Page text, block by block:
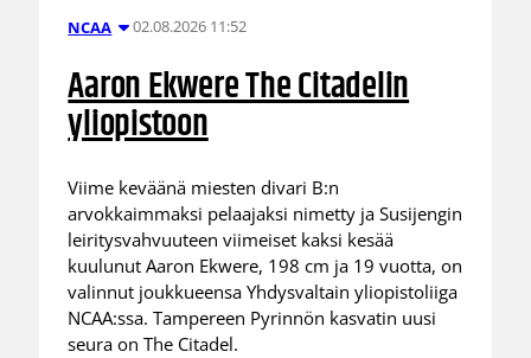
NCAA 02.08.2026 11:52
Aaron Ekwere The Citadelin
yliopistoon
Viime keväänä miesten divari B:n
arvokkaimmaksi pelaajaksi nimetty ja Susijengin
leiritysvahvuuteen viimeiset kaksi kesää
kuulunut Aaron Ekwere, 198 cm ja 19 vuotta, on
valinnut joukkueensa Yhdysvaltain yliopistoliiga
NCAA:ssa. Tampereen Pyrinnön kasvatin uusi
seura on The Citadel.